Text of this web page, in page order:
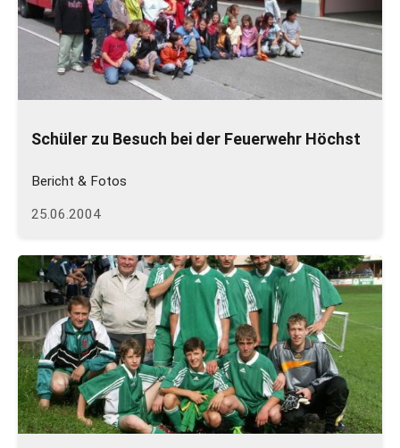
Schüler zu Besuch bei der Feuerwehr Höchst
Bericht & Fotos
25.06.2004